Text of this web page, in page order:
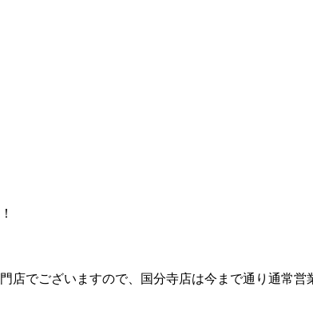
店でございますので、国分寺店は今まで通り通常営